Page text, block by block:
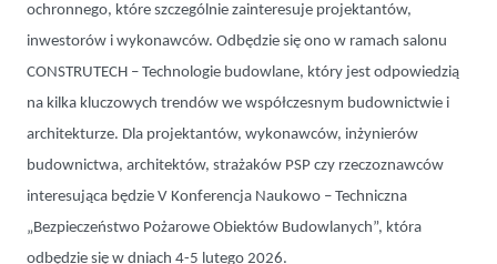
ochronnego, które szczególnie zainteresuje projektantów,
inwestorów i wykonawców. Odbędzie się ono w ramach salonu
CONSTRUTECH – Technologie budowlane, który jest odpowiedzią
na kilka kluczowych trendów we współczesnym budownictwie i
architekturze. Dla projektantów, wykonawców, inżynierów
budownictwa, architektów, strażaków PSP czy rzeczoznawców
interesująca będzie V Konferencja Naukowo – Techniczna
„Bezpieczeństwo Pożarowe Obiektów Budowlanych”, która
odbędzie się w dniach 4-5 lutego 2026.